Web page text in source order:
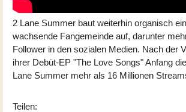
2 Lane Summer baut weiterhin organisch
wachsende Fangemeinde auf, darunter
Follower in den sozialen Medien. Nach der
ihrer Debüt-EP "The Love Songs" Anfang
Lane Summer mehr als 16 Millionen
Teilen: